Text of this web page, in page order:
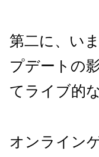
第二に、い
プデートの
てライブ的
オンライン